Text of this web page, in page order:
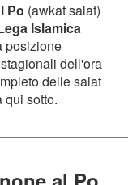
Po (awkat salat)
Islamica
posizione
dell'ora
delle salat
qui sotto.